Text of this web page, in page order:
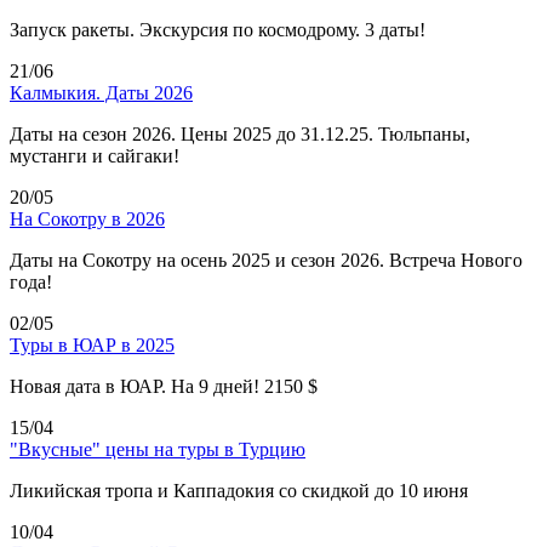
Запуск ракеты. Экскурсия по космодрому. 3 даты!
21/06
Калмыкия. Даты 2026
Даты на сезон 2026. Цены 2025 до 31.12.25. Тюльпаны,
мустанги и сайгаки!
20/05
На Сокотру в 2026
Даты на Сокотру на осень 2025 и сезон 2026. Встреча Нового
года!
02/05
Туры в ЮАР в 2025
Новая дата в ЮАР. На 9 дней! 2150 $
15/04
"Вкусные" цены на туры в Турцию
Ликийская тропа и Каппадокия со скидкой до 10 июня
10/04